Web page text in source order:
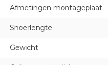
Afmetingen montageplaat
Snoerlengte
Gewicht